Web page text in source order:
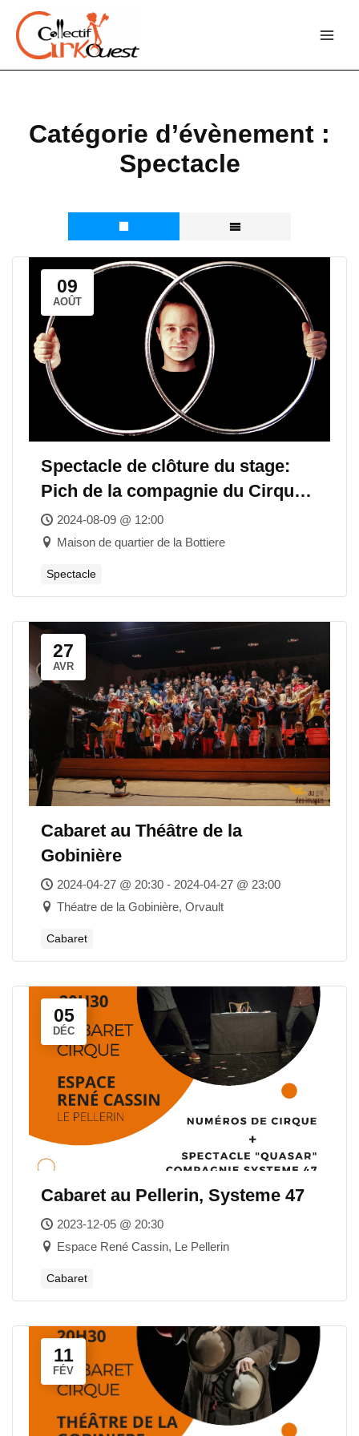
contenu
Catégorie d’évènement :
Spectacle
09
AOÛT
Spectacle de clôture du stage:
Pich de la compagnie du Cirque
Graphique
2024-08-09 @ 12:00
Maison de quartier de la Bottiere
Spectacle
27
AVR
Cabaret au Théâtre de la
Gobinière
2024-04-27 @ 20:30 - 2024-04-27 @ 23:00
Théatre de la Gobinière, Orvault
Cabaret
05
DÉC
Cabaret au Pellerin, Systeme 47
2023-12-05 @ 20:30
Espace René Cassin, Le Pellerin
Cabaret
11
FÉV